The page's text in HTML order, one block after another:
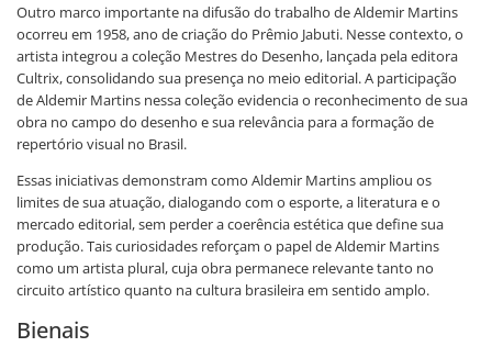
Outro marco importante na difusão do trabalho de Aldemir Martins
ocorreu em 1958, ano de criação do Prêmio Jabuti. Nesse contexto, o
artista integrou a coleção Mestres do Desenho, lançada pela editora
Cultrix, consolidando sua presença no meio editorial. A participação
de Aldemir Martins nessa coleção evidencia o reconhecimento de sua
obra no campo do desenho e sua relevância para a formação de
repertório visual no Brasil.
Essas iniciativas demonstram como Aldemir Martins ampliou os
limites de sua atuação, dialogando com o esporte, a literatura e o
mercado editorial, sem perder a coerência estética que define sua
produção. Tais curiosidades reforçam o papel de Aldemir Martins
como um artista plural, cuja obra permanece relevante tanto no
circuito artístico quanto na cultura brasileira em sentido amplo.
Bienais